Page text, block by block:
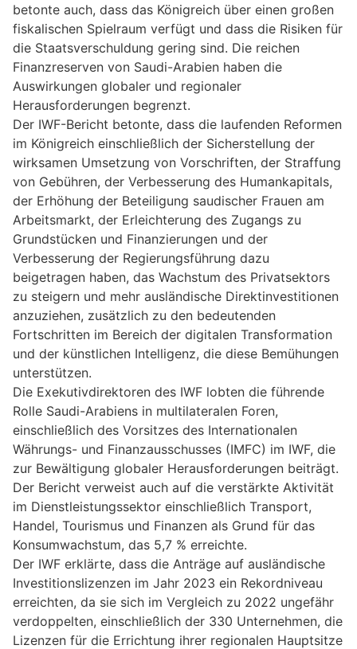
betonte auch, dass das Königreich über einen großen
fiskalischen Spielraum verfügt und dass die Risiken für
die Staatsverschuldung gering sind. Die reichen
Finanzreserven von Saudi-Arabien haben die
Auswirkungen globaler und regionaler
Herausforderungen begrenzt.
Der IWF-Bericht betonte, dass die laufenden Reformen
im Königreich einschließlich der Sicherstellung der
wirksamen Umsetzung von Vorschriften, der Straffung
von Gebühren, der Verbesserung des Humankapitals,
der Erhöhung der Beteiligung saudischer Frauen am
Arbeitsmarkt, der Erleichterung des Zugangs zu
Grundstücken und Finanzierungen und der
Verbesserung der Regierungsführung dazu
beigetragen haben, das Wachstum des Privatsektors
zu steigern und mehr ausländische Direktinvestitionen
anzuziehen, zusätzlich zu den bedeutenden
Fortschritten im Bereich der digitalen Transformation
und der künstlichen Intelligenz, die diese Bemühungen
unterstützen.
Die Exekutivdirektoren des IWF lobten die führende
Rolle Saudi-Arabiens in multilateralen Foren,
einschließlich des Vorsitzes des Internationalen
Währungs- und Finanzausschusses (IMFC) im IWF, die
zur Bewältigung globaler Herausforderungen beiträgt.
Der Bericht verweist auch auf die verstärkte Aktivität
im Dienstleistungssektor einschließlich Transport,
Handel, Tourismus und Finanzen als Grund für das
Konsumwachstum, das 5,7 % erreichte.
Der IWF erklärte, dass die Anträge auf ausländische
Investitionslizenzen im Jahr 2023 ein Rekordniveau
erreichten, da sie sich im Vergleich zu 2022 ungefähr
verdoppelten, einschließlich der 330 Unternehmen, die
Lizenzen für die Errichtung ihrer regionalen Hauptsitze